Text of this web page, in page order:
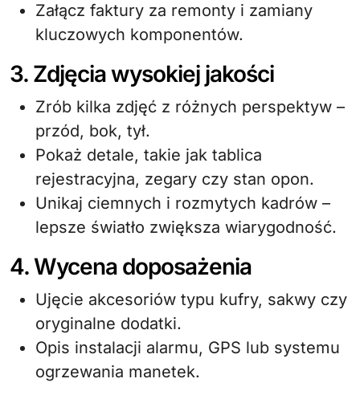
Załącz faktury za remonty i zamiany
kluczowych komponentów.
3. Zdjęcia wysokiej jakości
Zrób kilka zdjęć z różnych perspektyw –
przód, bok, tył.
Pokaż detale, takie jak tablica
rejestracyjna, zegary czy stan opon.
Unikaj ciemnych i rozmytych kadrów –
lepsze światło zwiększa wiarygodność.
4. Wycena doposażenia
Ujęcie akcesoriów typu kufry, sakwy czy
oryginalne dodatki.
Opis instalacji alarmu, GPS lub systemu
ogrzewania manetek.